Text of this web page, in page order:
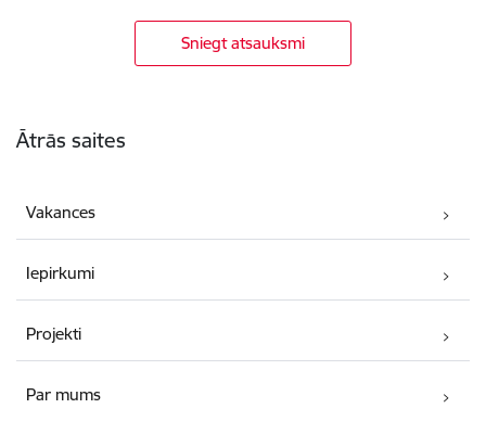
Sniegt atsauksmi
Ātrās saites
Vakances
Iepirkumi
Projekti
Par mums